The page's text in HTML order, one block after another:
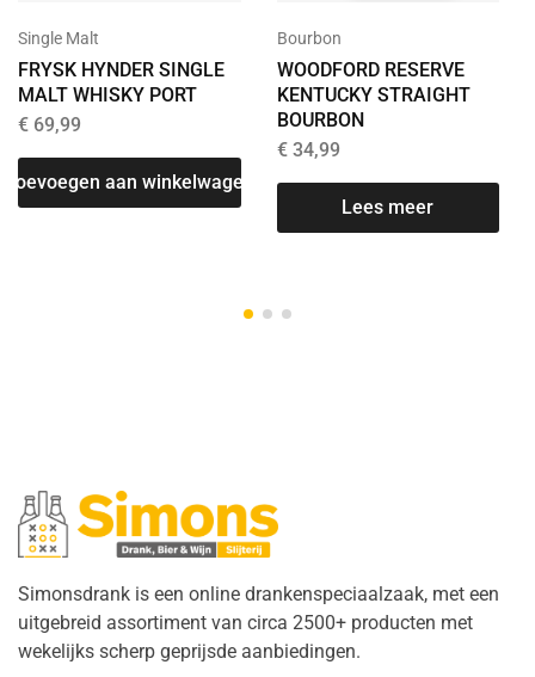
Single Malt
FRYSK HYNDER SINGLE
MALT WHISKY PORT
€ 69,99
Toevoegen aan winkelwagen
Bourbon
WOODFORD RESERVE
KENTUCKY STRAIGHT
BOURBON
€34,99
Lees meer
Simonsdrank is een online drankenspeciaalzaak, met een
uitgebreid assortiment van circa 2500+ producten met
wekelijks scherp geprijsde aanbiedingen.